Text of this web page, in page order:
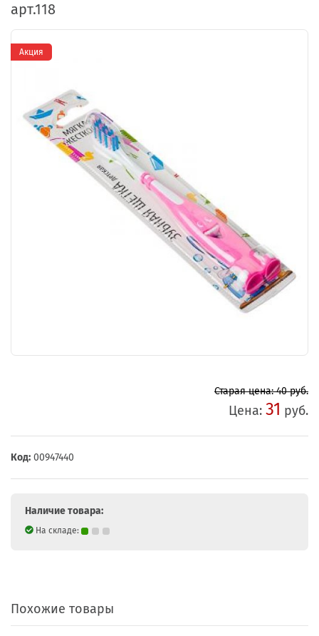
арт.118
Акция
Старая цена: 40 руб.
Цена: 31 руб.
Код: 00947440
Наличие товара:
На складе:
Похожие товары